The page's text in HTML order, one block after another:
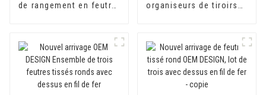
de rangement en feutre
feutre, bacs de
rangement
organiseurs de tiroirs
rangement en feutre